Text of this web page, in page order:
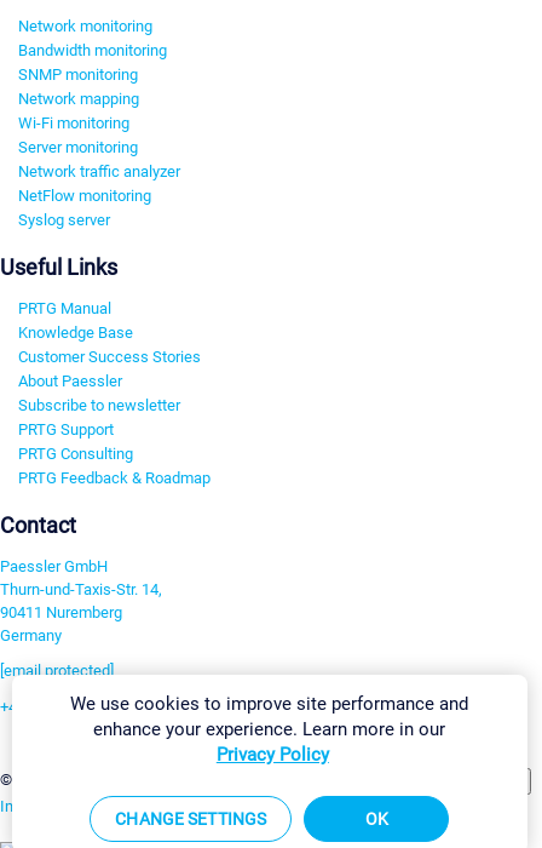
Network monitoring
Bandwidth monitoring
SNMP monitoring
Network mapping
Wi-Fi monitoring
Server monitoring
Network traffic analyzer
NetFlow monitoring
Syslog server
Useful Links
PRTG Manual
Knowledge Base
Customer Success Stories
About Paessler
Subscribe to newsletter
PRTG Support
PRTG Consulting
PRTG Feedback & Roadmap
Contact
Paessler GmbH
Thurn-und-Taxis-Str. 14,
90411 Nuremberg
Germany
[email protected]
+49 911 93775-0
©2026 Paessler GmbH
Imprint Report Vulnerability Download & InstallSitemap
We use cookies to improve site performance and
enhance your experience. Learn more in our
Privacy Policy
CHANGE SETTINGS OK